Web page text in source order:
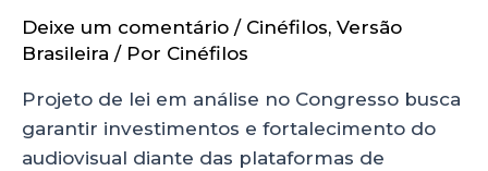
Deixe um comentário / Cinéfilos, Versão
Brasileira / Por Cinéfilos
Projeto de lei em análise no Congresso busca
garantir investimentos e fortalecimento do
audiovisual diante das plataformas de